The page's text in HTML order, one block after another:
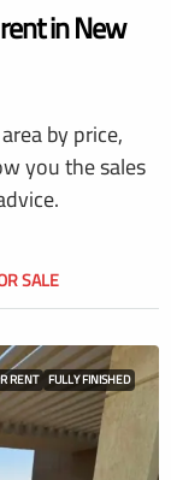
in New
by price,
you the sales
SALE
RENT FULLY FINISHED